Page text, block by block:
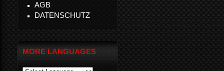
AGB
DATENSCHUTZ
MORE LANGUAGES